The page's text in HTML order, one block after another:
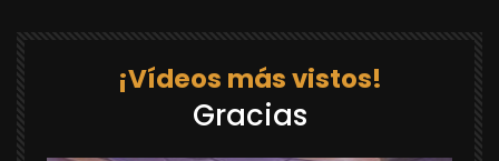
¡Vídeos más vistos!
Gracias